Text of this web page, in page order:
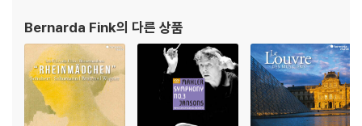
Bernarda Fink의 다른 상품